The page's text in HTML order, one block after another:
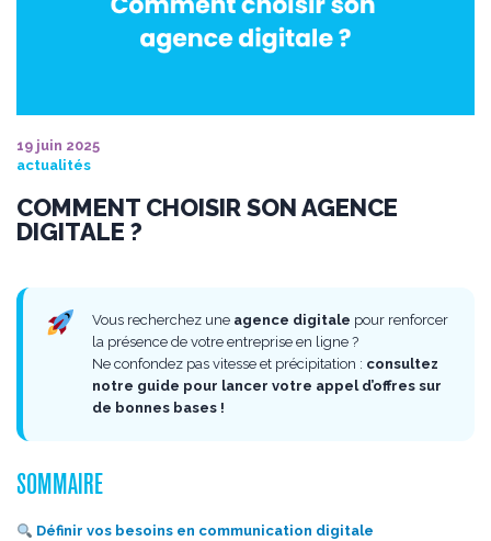
19 juin 2025
actualités
COMMENT CHOISIR SON AGENCE
DIGITALE ?
Vous recherchez une agence digitale pour renforcer
la présence de votre entreprise en ligne ?
Ne confondez pas vitesse et précipitation : consultez
notre guide pour lancer votre appel d’offres sur
de bonnes bases !
SOMMAIRE
Définir vos besoins en communication digitale